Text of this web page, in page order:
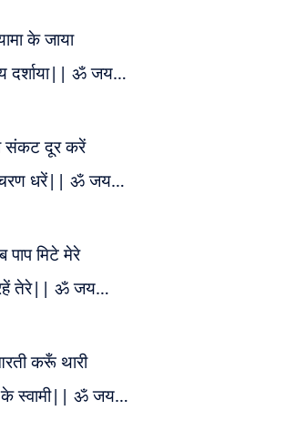
के जाया
दर्शाया|| ॐ जय…
संकट दूर करें
चरण धरें|| ॐ जय…
मिटे मेरे
रहें तेरे|| ॐ जय…
करूँ थारी
के स्वामी|| ॐ जय…